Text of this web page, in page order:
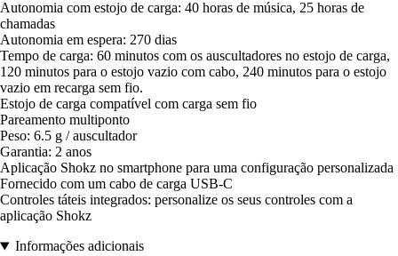
Autonomia com estojo de carga: 40 horas de música, 25 horas de
chamadas
Autonomia em espera: 270 dias
Tempo de carga: 60 minutos com os auscultadores no estojo de carga,
120 minutos para o estojo vazio com cabo, 240 minutos para o estojo
vazio em recarga sem fio.
Estojo de carga compatível com carga sem fio
Pareamento multiponto
Peso: 6.5 g / auscultador
Garantia: 2 anos
Aplicação Shokz no smartphone para uma configuração personalizada
Fornecido com um cabo de carga USB-C
Controles táteis integrados: personalize os seus controles com a
aplicação Shokz
Informações adicionais